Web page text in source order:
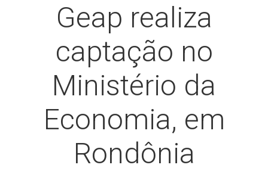
Geap realiza
captação no
Ministério da
Economia, em
Rondônia